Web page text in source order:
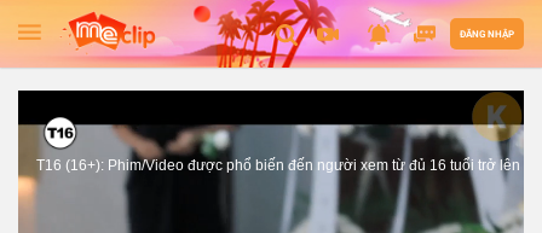
ĐĂNG NHẬP
T16 (16+): Phim/Video được phổ biến đến người xem từ đủ 16 tuổi trở lên